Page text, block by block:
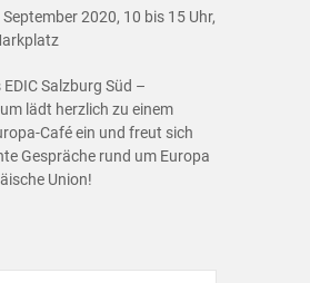
2020, 10 bis 15 Uhr,
EDIC Salzburg Süd –
lädt herzlich zu einem
Café ein und freut sich
Gespräche rund um Europa
Union!